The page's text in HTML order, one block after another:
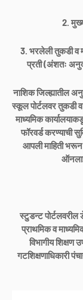
2.
3. भरलेली तुकडी व
प्रती (अंशतः
नाशिक जिल्ह्यातील
स्कूल पोर्टलवर तुकडी व
माध्यमिक
फॉरवर्ड करण्याची
आपली माहिती
स्टुडन्ट
प्राथमिक व
विभागीय शिक्षण
गटशिक्षणाधिकारी